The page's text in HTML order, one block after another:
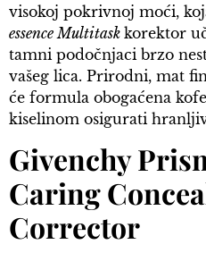
visokoj pokrivnoj moći,
essence Multitask korektor
tamni podočnjaci brzo
vašeg lica. Prirodni, mat
će formula obogaćena
kiselinom osigurati
Givenchy
Caring
Corrector